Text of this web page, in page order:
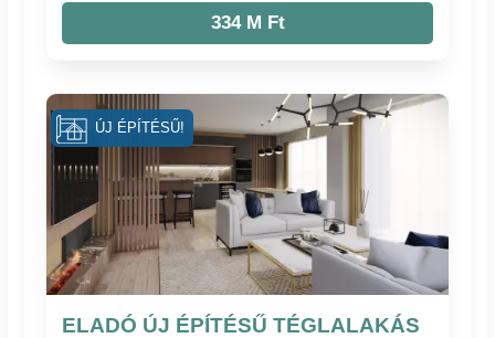
334 M Ft
ELADÓ ÚJ ÉPÍTÉSŰ TÉGLALAKÁS
ÚJ ÉPÍTÉSŰ!